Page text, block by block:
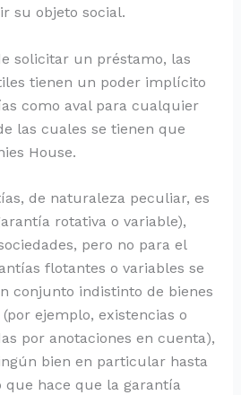
su objeto social.
solicitar un préstamo, las
tienen un poder implícito
como aval para cualquier
las cuales se tienen que
House.
de naturaleza peculiar, es
rotativa o variable),
pero no para el
flotantes o variables se
conjunto indistinto de bienes
ejemplo, existencias o
por anotaciones en cuenta),
bien en particular hasta
que hace que la garantía